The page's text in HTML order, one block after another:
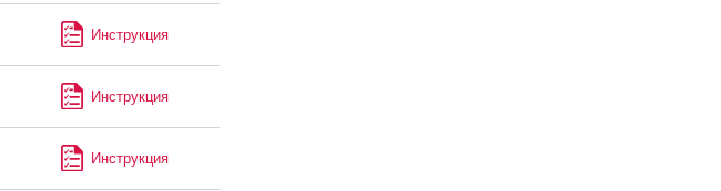
Инструкция
Инструкция
Инструкция